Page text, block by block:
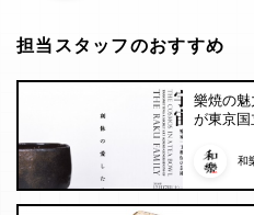
担当スタッフのおすすめ
樂焼の
が東京国
和